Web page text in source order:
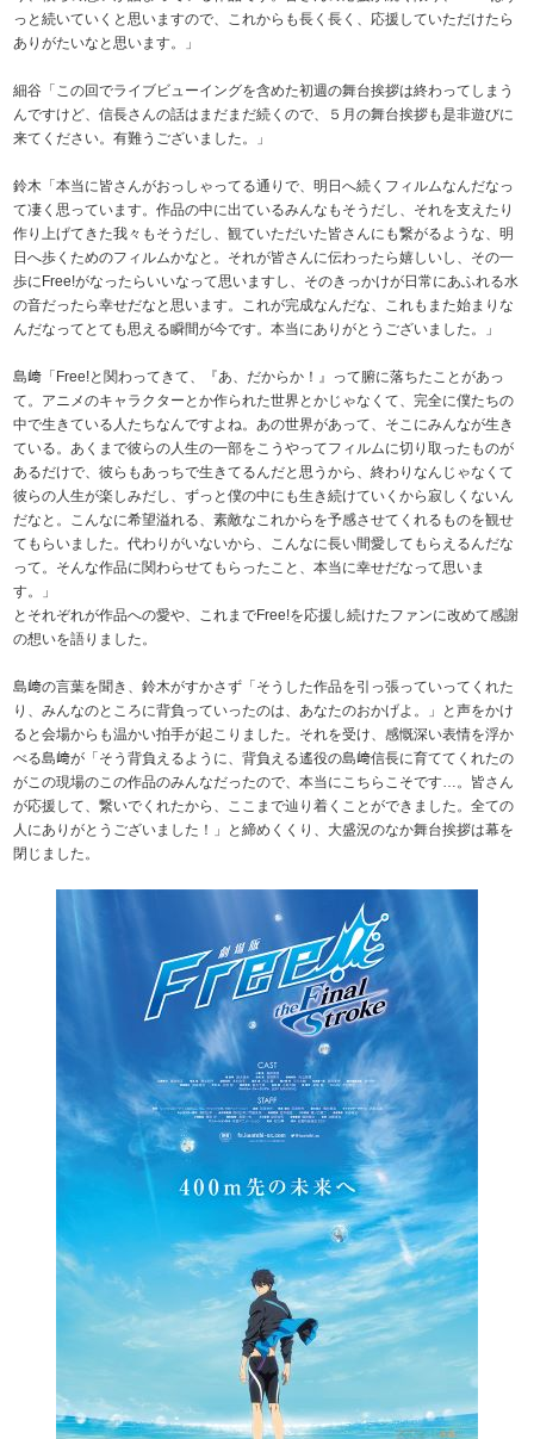
っと続いていくと思いますので、これからも長く長く、応援していただけたら
ありがたいなと思います。」
細谷「この回でライブビューイングを含めた初週の舞台挨拶は終わってしまう
んですけど、信長さんの話はまだまだ続くので、５月の舞台挨拶も是非遊びに
来てください。有難うございました。」
鈴木「本当に皆さんがおっしゃってる通りで、明日へ続くフィルムなんだなっ
て凄く思っています。作品の中に出ているみんなもそうだし、それを支えたり
作り上げてきた我々もそうだし、観ていただいた皆さんにも繋がるような、明
日へ歩くためのフィルムかなと。それが皆さんに伝わったら嬉しいし、その一
歩にFree!がなったらいいなって思いますし、そのきっかけが日常にあふれる水
の音だったら幸せだなと思います。これが完成なんだな、これもまた始まりな
んだなってとても思える瞬間が今です。本当にありがとうございました。」
島﨑「Free!と関わってきて、『あ、だからか！』って腑に落ちたことがあっ
て。アニメのキャラクターとか作られた世界とかじゃなくて、完全に僕たちの
中で生きている人たちなんですよね。あの世界があって、そこにみんなが生き
ている。あくまで彼らの人生の一部をこうやってフィルムに切り取ったものが
あるだけで、彼らもあっちで生きてるんだと思うから、終わりなんじゃなくて
彼らの人生が楽しみだし、ずっと僕の中にも生き続けていくから寂しくないん
だなと。こんなに希望溢れる、素敵なこれからを予感させてくれるものを観せ
てもらいました。代わりがいないから、こんなに長い間愛してもらえるんだな
って。そんな作品に関わらせてもらったこと、本当に幸せだなって思いま
す。」
とそれぞれが作品への愛や、これまでFree!を応援し続けたファンに改めて感謝
の想いを語りました。
島﨑の言葉を聞き、鈴木がすかさず「そうした作品を引っ張っていってくれた
り、みんなのところに背負っていったのは、あなたのおかげよ。」と声をかけ
ると会場からも温かい拍手が起こりました。それを受け、感慨深い表情を浮か
べる島﨑が「そう背負えるように、背負える遙役の島﨑信長に育ててくれたの
がこの現場のこの作品のみんなだったので、本当にこちらこそです…。皆さん
が応援して、繋いでくれたから、ここまで辿り着くことができました。全ての
人にありがとうございました！」と締めくくり、大盛況のなか舞台挨拶は幕を
閉じました。